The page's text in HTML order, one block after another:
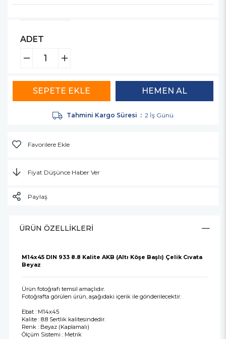
ADET
Tahmini Kargo Süresi : 2 İş Günü
Favorilere Ekle
Fiyat Düşünce Haber Ver
Paylaş
ÜRÜN ÖZELLIKLERI
M14x45 DIN 933 8.8 Kalite AKB (Altı Köşe Başlı) Çelik Cıvata
Beyaz
Ürün fotoğrafı temsil amaçlıdır.
Fotoğrafta görülen ürün, aşağıdaki içerik ile gönderilecektir.
Ebat : M14x45
Kalite : 8.8 Sertlik kalitesindedir.
Renk : Beyaz (Kaplamalı)
Ölçüm Sistemi : Metrik